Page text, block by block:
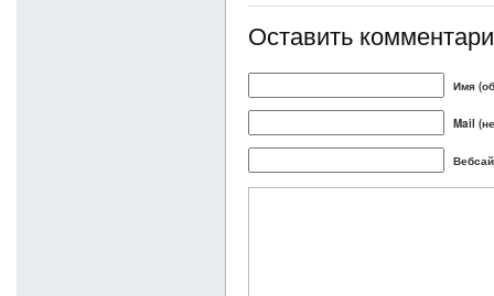
Оставить
Имя
Mail